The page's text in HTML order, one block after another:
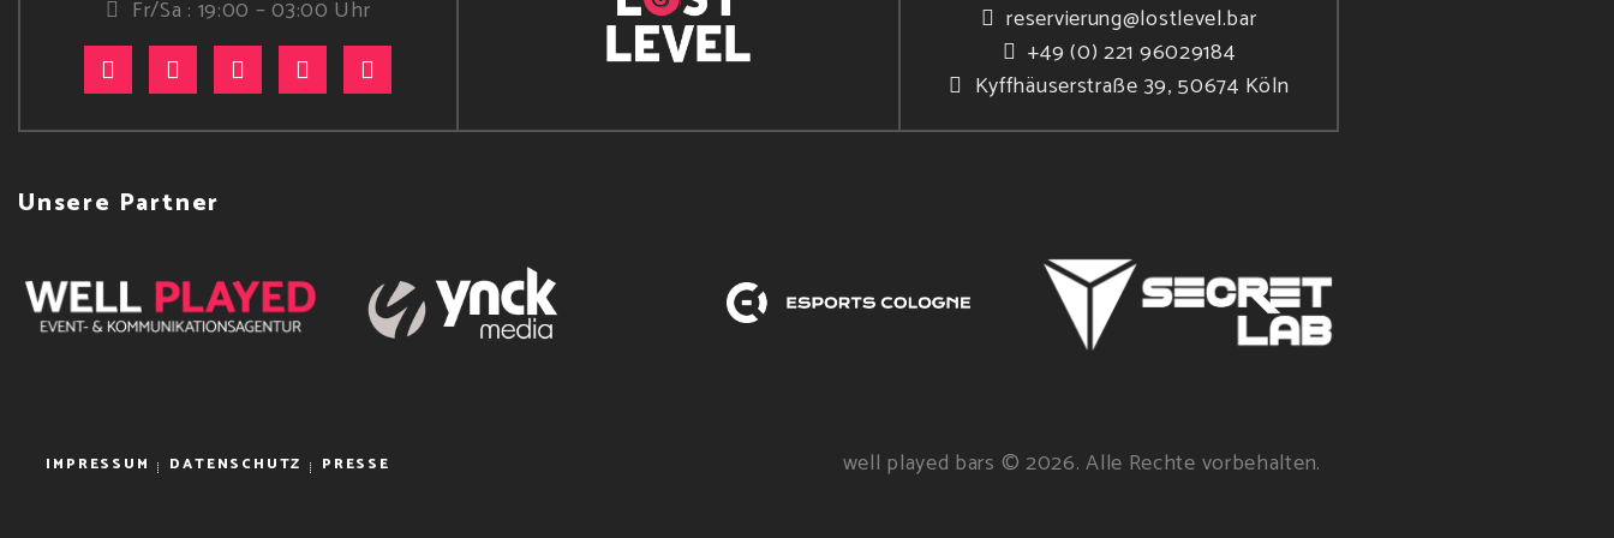
Fr/Sa : 19:00 – 03:00 Uhr
reservierung@lostlevel.bar
+49 (0) 221 96029184
Kyffhäuserstraße 39, 50674 Köln
Unsere Partner
IMPRESSUM DATENSCHUTZ PRESSE well played bars © 2026. Alle Rechte vorbehalten.